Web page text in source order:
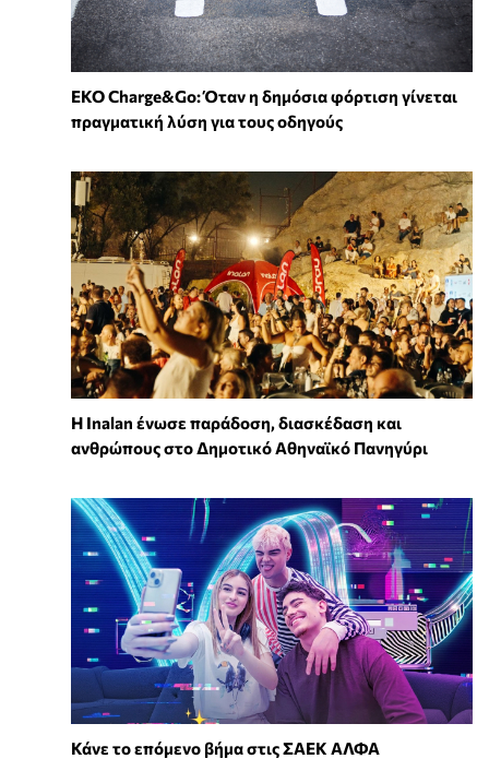
EKO Charge&Go: Όταν η δημόσια φόρτιση γίνεται
πραγματική λύση για τους οδηγούς
Η Inalan ένωσε παράδοση, διασκέδαση και
ανθρώπους στο Δημοτικό Αθηναϊκό Πανηγύρι
Κάνε το επόμενο βήμα στις ΣΑΕΚ ΑΛΦΑ